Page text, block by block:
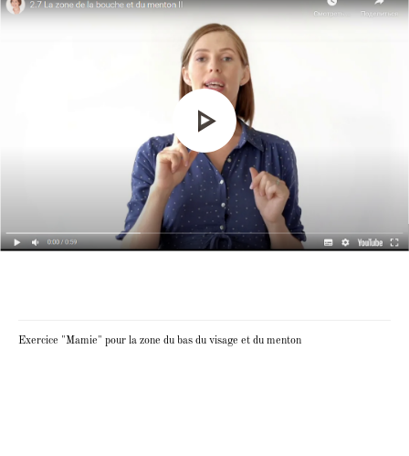
Exercice "Mamie" pour la zone du bas du visage et du menton